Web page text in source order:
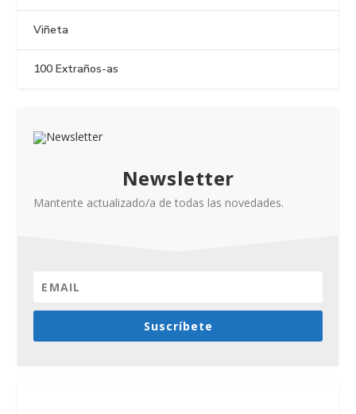
Viñeta
100 Extraños-as
Newsletter
Mantente actualizado/a de todas las novedades.
Suscríbete